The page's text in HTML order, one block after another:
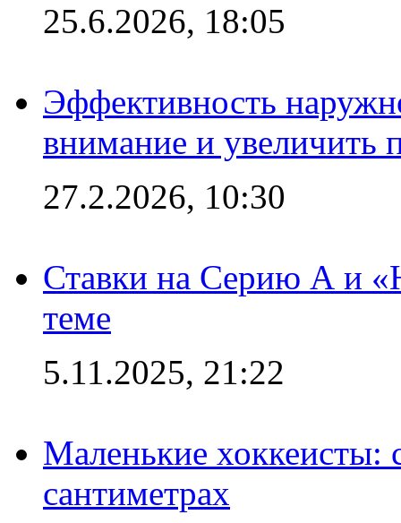
25.6.2026, 18:05
Эффективность
внимание и увеличить
27.2.2026, 10:30
Ставки на Серию А и
теме
5.11.2025, 21:22
Маленькие хоккеисты:
сантиметрах